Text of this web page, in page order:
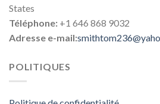
States
Téléphone: +1 646 868 9032
Adresse e-mail:
POLITIQUES